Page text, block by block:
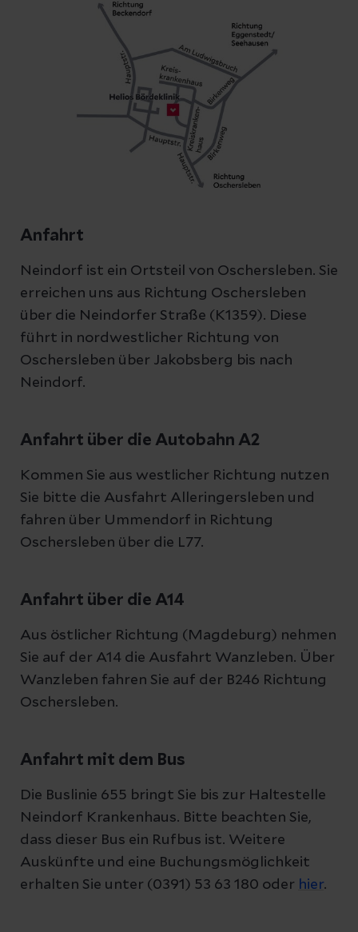
Anfahrt
Neindorf ist ein Ortsteil von Oschersleben. Sie
erreichen uns aus Richtung Oschersleben
über die Neindorfer Straße (K1359). Diese
führt in nordwestlicher Richtung von
Oschersleben über Jakobsberg bis nach
Neindorf.
Anfahrt über die Autobahn A2
Kommen Sie aus westlicher Richtung nutzen
Sie bitte die Ausfahrt Alleringersleben und
fahren über Ummendorf in Richtung
Oschersleben über die L77.
Anfahrt über die A14
Aus östlicher Richtung (Magdeburg) nehmen
Sie auf der A14 die Ausfahrt Wanzleben. Über
Wanzleben fahren Sie auf der B246 Richtung
Oschersleben.
Anfahrt mit dem Bus
Die Buslinie 655 bringt Sie bis zur Haltestelle
Neindorf Krankenhaus. Bitte beachten Sie,
dass dieser Bus ein Rufbus ist. Weitere
Auskünfte und eine Buchungsmöglichkeit
erhalten Sie unter (0391) 53 63 180 oder hier.